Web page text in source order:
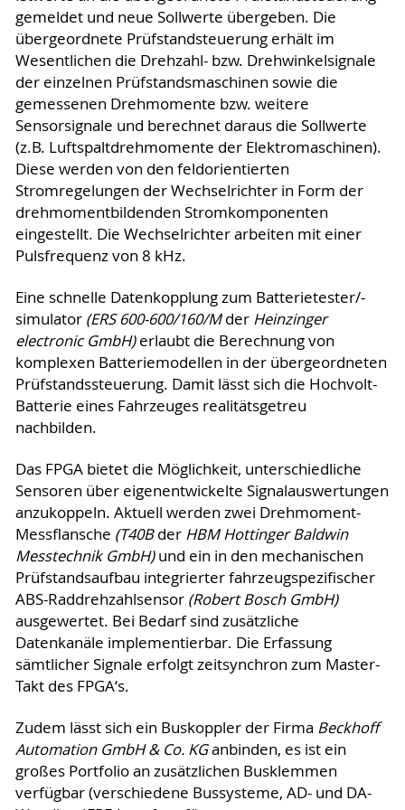
gemeldet und neue Sollwerte übergeben. Die
übergeordnete Prüfstandsteuerung erhält im
Wesentlichen die Drehzahl- bzw. Drehwinkelsignale
der einzelnen Prüfstandsmaschinen sowie die
gemessenen Drehmomente bzw. weitere
Sensorsignale und berechnet daraus die Sollwerte
(z.B. Luftspaltdrehmomente der Elektromaschinen).
Diese werden von den feldorientierten
Stromregelungen der Wechselrichter in Form der
drehmomentbildenden Stromkomponenten
eingestellt. Die Wechselrichter arbeiten mit einer
Pulsfrequenz von 8 kHz.
Eine schnelle Datenkopplung zum Batterietester/-
simulator (ERS 600-600/160/MderHeinzinger
electronic GmbH)erlaubt die Berechnung von
komplexen Batteriemodellen in der übergeordneten
Prüfstandssteuerung. Damit lässt sich die Hochvolt-
Batterie eines Fahrzeuges realitätsgetreu
nachbilden.
Das FPGA bietet die Möglichkeit, unterschiedliche
Sensoren über eigenentwickelte Signalauswertungen
anzukoppeln. Aktuell werden zwei Drehmoment-
Messflansche (T40BderHBM Hottinger Baldwin
Messtechnik GmbH)und ein in den mechanischen
Prüfstandsaufbau integrierter fahrzeugspezifischer
ABS-Raddrehzahlsensor (Robert Bosch GmbH)
ausgewertet. Bei Bedarf sind zusätzliche
Datenkanäle implementierbar. Die Erfassung
sämtlicher Signale erfolgt zeitsynchron zum Master-
Takt des FPGA‘s.
Zudem lässt sich ein Buskoppler der Firma Beckhoff
Automation GmbH & Co. KGanbinden, es ist ein
großes Portfolio an zusätzlichen Busklemmen
verfügbar (verschiedene Bussysteme, AD- und DA-